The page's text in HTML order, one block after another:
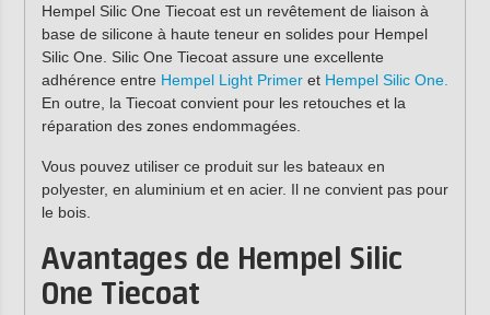
Hempel Silic One Tiecoat est un revêtement de liaison à
base de silicone à haute teneur en solides pour Hempel
Silic One. Silic One Tiecoat assure une excellente
adhérence entre Hempel Light Primeret Hempel Silic One.
En outre, la Tiecoat convient pour les retouches et la
réparation des zones endommagées.
Vous pouvez utiliser ce produit sur les bateaux en
polyester, en aluminium et en acier. Il ne convient pas pour
le bois.
Avantages de Hempel Silic
One Tiecoat